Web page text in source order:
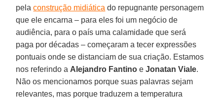
pelaconstrução midiática do repugnante personagem
que ele encarna – para eles foi um negócio de
audiência, para o país uma calamidade que será
paga por décadas – começaram a tecer expressões
pontuais onde se distanciam de sua criação. Estamos
nos referindo a Alejandro Fantino eJonatan Viale.
Não os mencionamos porque suas palavras sejam
relevantes, mas porque traduzem a temperatura